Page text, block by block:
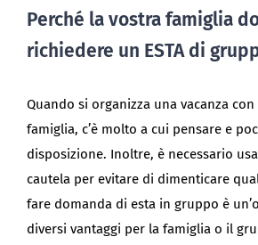
Perché la vostra famiglia
richiedere un ESTA di
Quando si organizza una vacanza
famiglia, c’è molto a cui pensare e
disposizione. Inoltre, è necessario
cautela per evitare di dimenticare
fare domanda di esta in gruppo è
diversi vantaggi per la famiglia o il